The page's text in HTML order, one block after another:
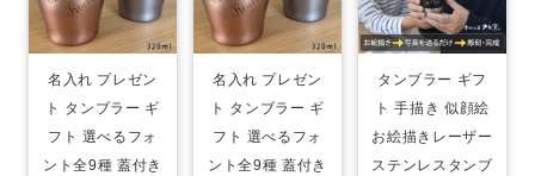
名入れ プレゼン
ト タンブラー ギ
フト 選べるフォ
ント全9種 蓋付き
名入れ プレゼン
ト タンブラー ギ
フト 選べるフォ
ント全9種 蓋付き
タンブラー ギフ
ト 手描き 似顔絵
お絵描きレーザー
ステンレスタンブ